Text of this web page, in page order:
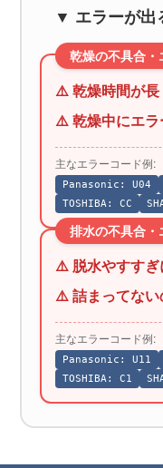
▼ エラーが出
乾燥の不具合・
⚠️ 乾燥時間が長
⚠️ 乾燥中にエラ
主なエラーコード例:
Panasonic: U04
TOSHIBA: CC
排水の不具合・
⚠️ 脱水やすすぎ
⚠️ 詰まってない
主なエラーコード例:
Panasonic: U11
TOSHIBA: C1